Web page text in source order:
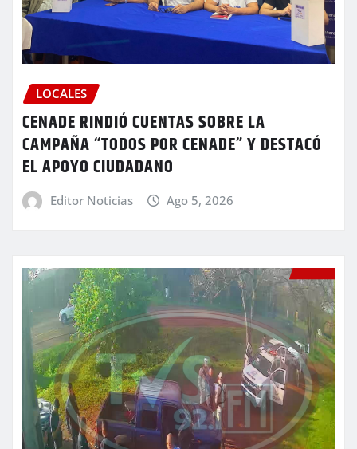
LOCALES
CENADE RINDIÓ CUENTAS SOBRE LA
CAMPAÑA “TODOS POR CENADE” Y DESTACÓ
EL APOYO CIUDADANO
Editor Noticias Ago 5, 2026